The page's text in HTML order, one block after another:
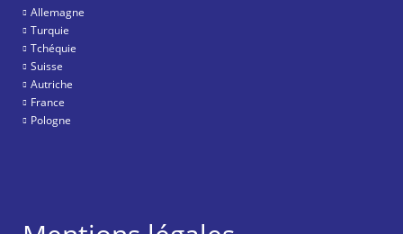
Allemagne
Turquie
Tchéquie
Suisse
Autriche
France
Pologne